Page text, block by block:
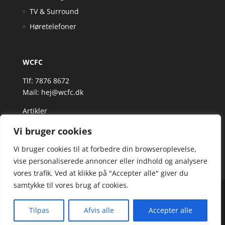
Vi bruger cookies
Vi bruger cookies til at forbedre din browseroplevelse,
vise personaliserede annoncer eller indhold og analysere
vores trafik. Ved at klikke på "Accepter alle" giver du
samtykke til vores brug af cookies.
Tilpas Afvis alle Accepter alle
TV & Surround
Høretelefoner
WCFC
Tlf: 7876 8672
Mail: hej@wcfc.dk
Artikler
spændende varer. Siden er et affiiliatesite, og nogle
links kan være affiliatelinks.